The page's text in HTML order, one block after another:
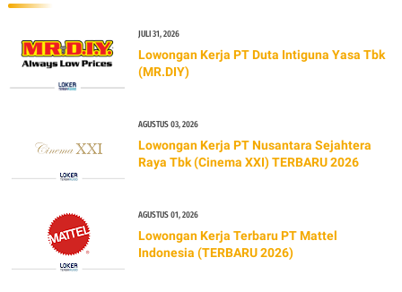
JULI 31, 2026
Lowongan Kerja PT Duta Intiguna Yasa Tbk
(MR.DIY)
AGUSTUS 03, 2026
Lowongan Kerja PT Nusantara Sejahtera
Raya Tbk (Cinema XXI) TERBARU 2026
AGUSTUS 01, 2026
Lowongan Kerja Terbaru PT Mattel
Indonesia (TERBARU 2026)